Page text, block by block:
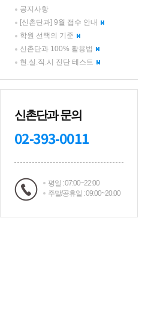
공지사항
[신촌단과] 9월 접수 안내
학원 선택의 기준
신촌단과 100% 활용법
현.실.직.시 진단 테스트
신촌단과 문의
02-393-0011
평일 : 07:00~22:00
주말/공휴일 : 09:00~20:00